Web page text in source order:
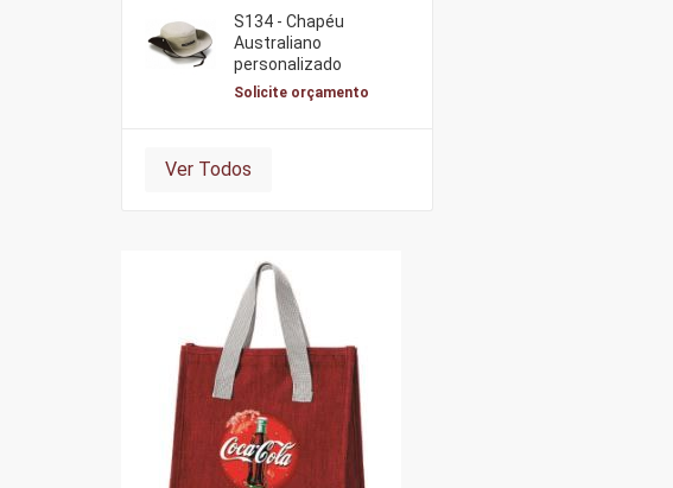
S134 - Chapéu
Australiano
personalizado
Solicite orçamento
Ver Todos